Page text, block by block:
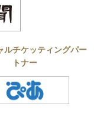
ルチケッティングパー
トナー